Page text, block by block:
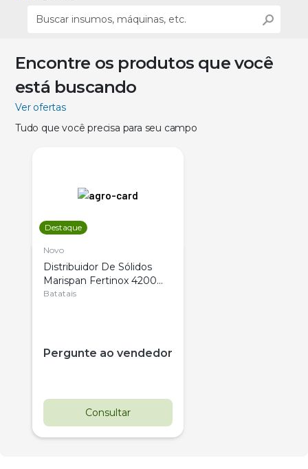
Encontre os produtos que você
está buscando
Ver ofertas
Tudo que você precisa para seu campo
Destaque
Novo
Distribuidor De Sólidos
Marispan Fertinox 4200
Citrus
Batatais
Pergunte ao vendedor
Consultar